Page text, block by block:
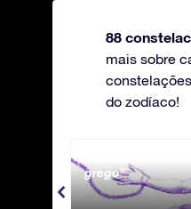
88
mais sobre
do zodíaco!
Andromeda - A
grego